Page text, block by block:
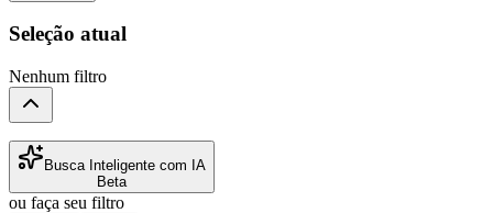
Seleção atual
Nenhum filtro
Busca Inteligente com IA
Beta
ou faça seu filtro